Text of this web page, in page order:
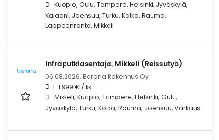
Kuopio, Oulu, Tampere, Helsinki, Jyväskylä,
Kajaani, Joensuu, Turku, Kotka, Rauma,
Lappeenranta, Mikkeli
Infraputkiasentaja, Mikkeli (Reissutyö)
06.08.2026, Barona Rakennus Oy
1-1 999 € / kk
Mikkeli, Kuopio, Tampere, Helsinki, Oulu,
Jyväskylä, Turku, Kotka, Rauma, Joensuu, Varkaus